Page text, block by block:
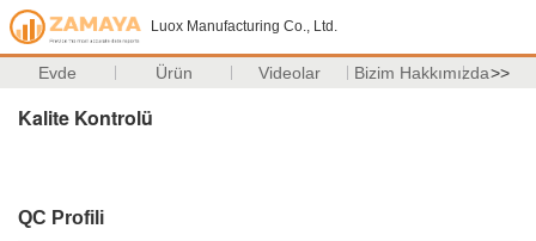
Luox Manufacturing Co., Ltd.
Evde Ürün Videolar Bizim Hakkımızda>>
Kalite Kontrolü
QC Profili